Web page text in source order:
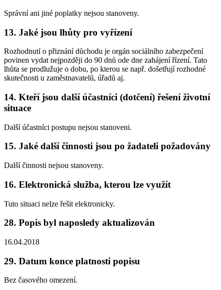
Správní ani jiné poplatky nejsou stanoveny.
13. Jaké jsou lhůty pro vyřízení
Rozhodnutí o přiznání důchodu je orgán sociálního zabezpečení
povinen vydat nejpozději do 90 dnů ode dne zahájení řízení. Tato
lhůta se prodlužuje o dobu, po kterou se např. došetřují rozhodné
skutečnosti u zaměstnavatelů, úřadů aj.
14. Kteří jsou další účastníci (dotčení) řešení životní
situace
Další účastníci postupu nejsou stanoveni.
15. Jaké další činnosti jsou po žadateli požadovány
Další činnosti nejsou stanoveny.
16. Elektronická služba, kterou lze využít
Tuto situaci nelze řešit elektronicky.
28. Popis byl naposledy aktualizován
16.04.2018
29. Datum konce platnosti popisu
Bez časového omezení.